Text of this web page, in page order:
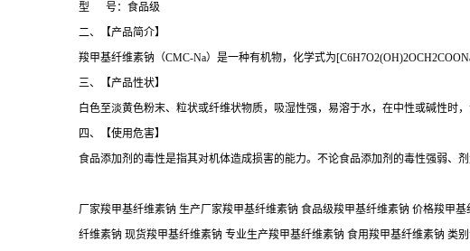
型 号：食品级
二、【产品简介】
羧甲基纤维素钠（CMC-Na）是一种有机物，化学式为
三、【产品性状】
白色至淡黄色粉末、粒状或纤维状物质，吸湿性强，易溶于水，在中性或碱性
四、【使用危害】
食品添加剂的毒性是指其对机体造成损害的能力。不论食品添加剂的毒性强弱、
厂家羧甲基纤维素钠 生产厂家羧甲基纤维素钠 食品级羧甲基纤维素钠 价格羧甲
纤维素钠 现货羧甲基纤维素钠 专业生产羧甲基纤维素钠 食用羧甲基纤维素钠 类